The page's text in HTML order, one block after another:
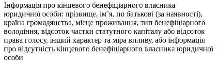
Інформація про кінцевого бенефіціарного власника
юридичної особи: прізвище, ім’я, по батькові (за наявності),
країна громадянства, місце проживання, тип бенефіціарного
володіння, відсоток частки статутного капіталу або відсоток
права голосу, інший характер та міра впливу, або інформація
про відсутність кінцевого бенефіціарного власника юридичної
особи